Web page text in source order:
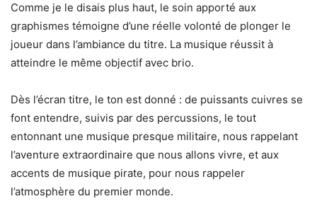
Comme je le disais plus haut, le soin apporté aux
graphismes témoigne d’une réelle volonté de plonger le
joueur dans l’ambiance du titre. La musique réussit à
atteindre le même objectif avec brio.
Dès l’écran titre, le ton est donné : de puissants cuivres se
font entendre, suivis par des percussions, le tout
entonnant une musique presque militaire, nous rappelant
l’aventure extraordinaire que nous allons vivre, et aux
accents de musique pirate, pour nous rappeler
l’atmosphère du premier monde.